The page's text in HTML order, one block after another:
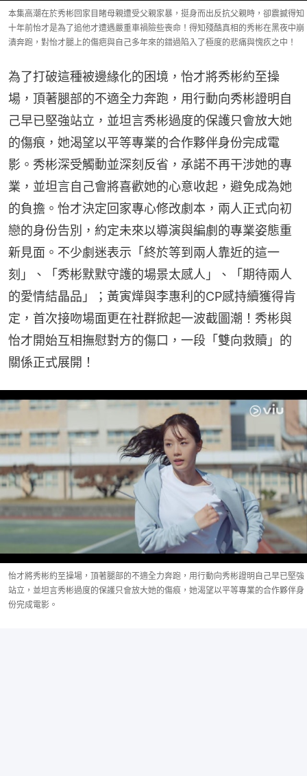
本集高潮在於秀彬回家目睹母親遭受父親家暴，挺身而出反抗父親時，卻震撼得知
十年前怡才是為了追他才遭遇嚴重車禍險些喪命！得知殘酷真相的秀彬在黑夜中崩
潰奔跑，對怡才腿上的傷疤與自己多年來的錯過陷入了極度的悲痛與愧疚之中！
為了打破這種被邊緣化的困境，怡才將秀彬約至操
場，頂著腿部的不適全力奔跑，用行動向秀彬證明自
己早已堅強站立，並坦言秀彬過度的保護只會放大她
的傷痕，她渴望以平等專業的合作夥伴身份完成電
影。秀彬深受觸動並深刻反省，承諾不再干涉她的專
業，並坦言自己會將喜歡她的心意收起，避免成為她
的負擔。怡才決定回家專心修改劇本，兩人正式向初
戀的身份告別，約定未來以導演與編劇的專業姿態重
新見面。不少劇迷表示「終於等到兩人靠近的這一
刻」、「秀彬默默守護的場景太感人」、「期待兩人
的愛情結晶品」；黃寅燁與李惠利的CP感持續獲得肯
定，首次接吻場面更在社群掀起一波截圖潮！秀彬與
怡才開始互相撫慰對方的傷口，一段「雙向救贖」的
關係正式展開！
怡才將秀彬約至操場，頂著腿部的不適全力奔跑，用行動向秀彬證明自己早已堅強
站立，並坦言秀彬過度的保護只會放大她的傷痕，她渴望以平等專業的合作夥伴身
份完成電影。